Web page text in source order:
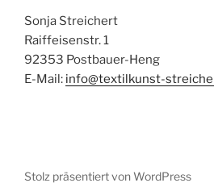
Sonja Streichert
Raiffeisenstr. 1
92353 Postbauer-Heng
E-Mail: info@textilkunst-
Stolz präsentiert von WordPress